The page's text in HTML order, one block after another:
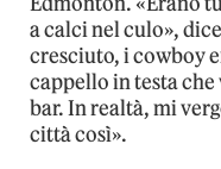
a calci nel culo»,
cresciuto, i cowboy
cappello in testa
bar. In realtà, mi
città così».